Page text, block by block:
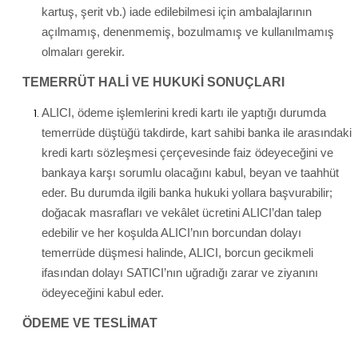
kartuş, şerit vb.) iade edilebilmesi için ambalajlarının
açılmamış, denenmemiş, bozulmamış ve kullanılmamış
olmaları gerekir.
TEMERRÜT HALİ VE HUKUKİ SONUÇLARI
ALICI, ödeme işlemlerini kredi kartı ile yaptığı durumda
temerrüde düştüğü takdirde, kart sahibi banka ile arasındaki
kredi kartı sözleşmesi çerçevesinde faiz ödeyeceğini ve
bankaya karşı sorumlu olacağını kabul, beyan ve taahhüt
eder. Bu durumda ilgili banka hukuki yollara başvurabilir;
doğacak masrafları ve vekâlet ücretini ALICI’dan talep
edebilir ve her koşulda ALICI’nın borcundan dolayı
temerrüde düşmesi halinde, ALICI, borcun gecikmeli
ifasından dolayı SATICI’nın uğradığı zarar ve ziyanını
ödeyeceğini kabul eder.
ÖDEME VE TESLİMAT